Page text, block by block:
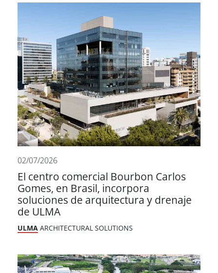
02/07/2026
El centro comercial Bourbon Carlos
Gomes, en Brasil, incorpora
soluciones de arquitectura y drenaje
de ULMA
ULMA ARCHITECTURAL SOLUTIONS